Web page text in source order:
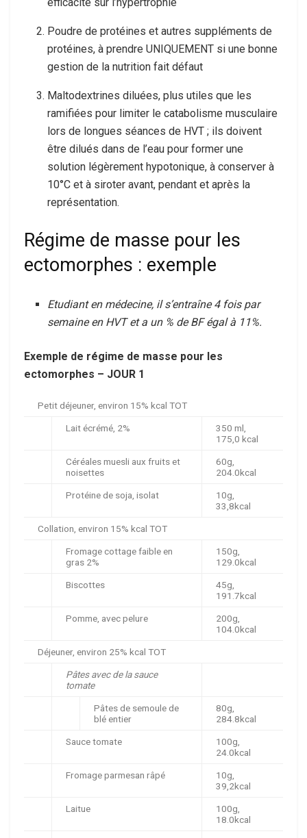
Poudre de protéines et autres suppléments de
protéines, à prendre UNIQUEMENT si une bonne
gestion de la nutrition fait défaut
Maltodextrines diluées, plus utiles que les
ramifiées pour limiter le catabolisme musculaire
lors de longues séances de HVT ; ils doivent
être dilués dans de l’eau pour former une
solution légèrement hypotonique, à conserver à
10°C et à siroter avant, pendant et après la
représentation.
Régime de masse pour les
ectomorphes : exemple
Etudiant en médecine, il s’entraîne 4 fois par
semaine en HVT et a un % de BF égal à 11%.
Exemple de régime de masse pour les
ectomorphes – JOUR 1
Petit déjeuner, environ 15% kcal TOT
Lait écrémé, 2%
350 ml,
175,0 kcal
Céréales muesli aux fruits et
noisettes
60g,
204.0kcal
Protéine de soja, isolat
10g,
33,8kcal
Collation, environ 15% kcal TOT
Fromage cottage faible en
gras 2%
150g,
129.0kcal
Biscottes
45g,
191.7kcal
Pomme, avec pelure
200g,
104.0kcal
Déjeuner, environ 25% kcal TOT
Pâtes avec de la sauce
tomate
Pâtes de semoule de
blé entier
80g,
284.8kcal
Sauce tomate
100g,
24.0kcal
Fromage parmesan râpé
10g,
39,2kcal
Laitue
100g,
18.0kcal